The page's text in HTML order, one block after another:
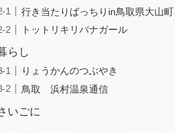
行き当たりばっちりin鳥取県大山町
トットリキリバナガール
らし
りょうかんのつぶやき
鳥取 浜村温泉通信
いごに